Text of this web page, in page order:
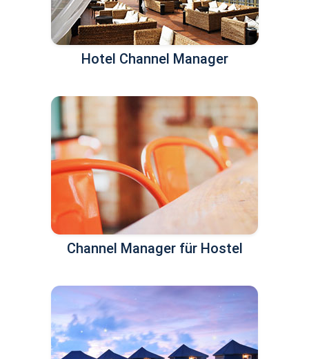
Hotel Channel Manager
Channel Manager für Hostel